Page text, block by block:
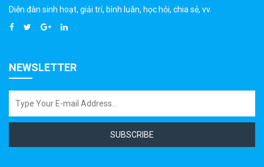
Diễn đàn sinh hoạt, giải trí, bình luân, học hỏi, chia sẻ, vv.
NEWSLETTER
SUBSCRIBE